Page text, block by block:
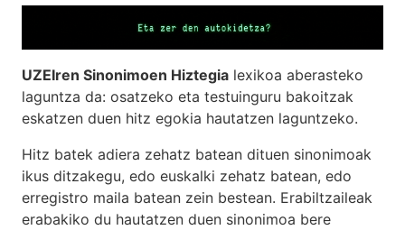
UZEIren Sinonimoen Hiztegia lexikoa aberasteko
laguntza da: osatzeko eta testuinguru bakoitzak
eskatzen duen hitz egokia hautatzen laguntzeko.
Hitz batek adiera zehatz batean dituen sinonimoak
ikus ditzakegu, edo euskalki zehatz batean, edo
erregistro maila batean zein bestean. Erabiltzaileak
erabakiko du hautatzen duen sinonimoa bere